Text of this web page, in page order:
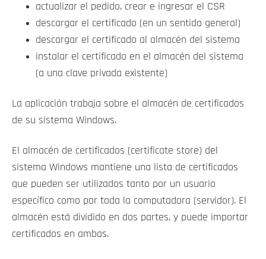
actualizar el pedido, crear e ingresar el CSR
descargar el certificado (en un sentido general)
descargar el certificado al almacén del sistema
instalar el certificado en el almacén del sistema
(a una clave privada existente)
La aplicación trabaja sobre el almacén de certificados
de su sistema Windows.
El almacén de certificados (certificate store) del
sistema Windows mantiene una lista de certificados
que pueden ser utilizados tanto por un usuario
específico como por toda la computadora (servidor). El
almacén está dividido en dos partes, y puede importar
certificados en ambas.